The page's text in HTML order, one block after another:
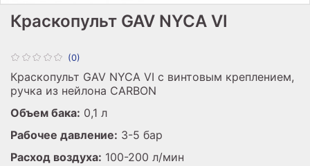
(0)
Краскопульт GAV NYCA VI
Краскопульт GAV NYCA VI с винтовым креплением,
ручка из нейлона CARBON
Объем бака: 0,1 л
Рабочее давление: 3-5 бар
Расход воздуха: 100-200 л/мин